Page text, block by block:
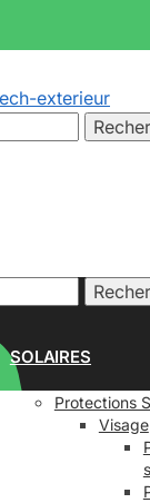
SOLAIRES
Protections
Visage